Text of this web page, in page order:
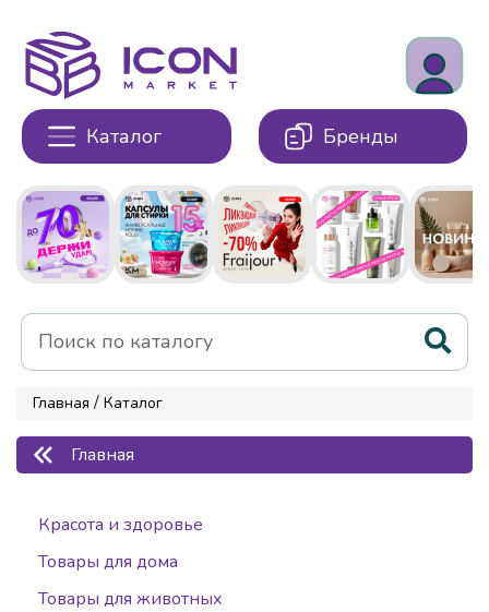
Каталог Бренды
Главная / Каталог
Главная
Красота и здоровье
Товары для дома
Товары для животных